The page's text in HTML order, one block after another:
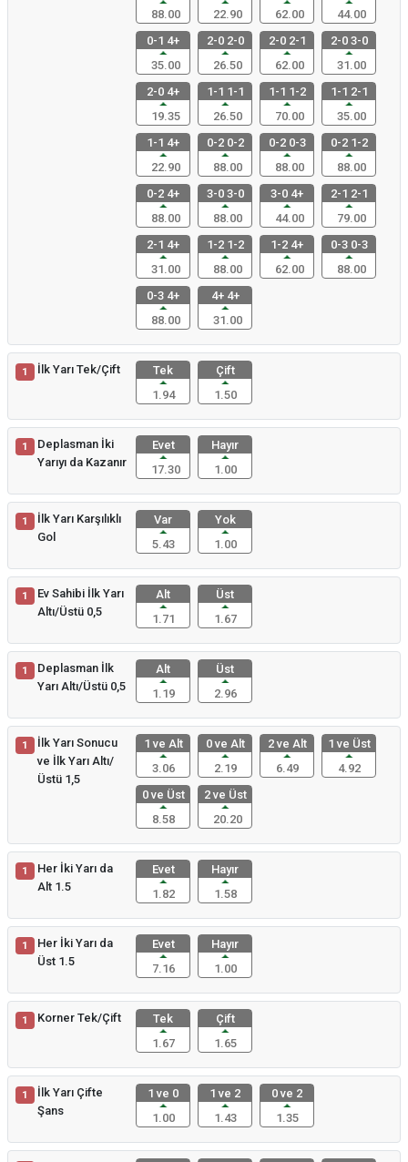
88.00
22.90
62.00
44.00
0-1 4+
35.00
2-0 2-0
26.50
2-0 2-1
62.00
2-0 3-0
31.00
2-0 4+
19.35
1-1 1-1
26.50
1-1 1-2
70.00
1-1 2-1
35.00
1-1 4+
22.90
0-2 0-2
88.00
0-2 0-3
88.00
0-2 1-2
88.00
0-2 4+
88.00
3-0 3-0
88.00
3-0 4+
44.00
2-1 2-1
79.00
2-1 4+
31.00
1-2 1-2
88.00
1-2 4+
62.00
0-3 0-3
88.00
0-3 4+
88.00
4+ 4+
31.00
1 İlk Yarı Tek/Çift
Tek
1.94
Çift
1.50
1
Deplasman İki
Yarıyı da Kazanır
Evet
17.30
Hayır
1.00
1
İlk Yarı Karşılıklı
Gol
Var
5.43
Yok
1.00
1
Ev Sahibi İlk Yarı
Altı/Üstü 0,5
Alt
1.71
Üst
1.67
1
Deplasman İlk
Yarı Altı/Üstü 0,5
Alt
1.19
Üst
2.96
1
İlk Yarı Sonucu
ve İlk Yarı Altı/
Üstü 1,5
1 ve Alt
3.06
0 ve Alt
2.19
2 ve Alt
6.49
1 ve Üst
4.92
0 ve Üst
8.58
2 ve Üst
20.20
1
Her İki Yarı da
Alt 1.5
Evet
1.82
Hayır
1.58
1
Her İki Yarı da
Üst 1.5
Evet
7.16
Hayır
1.00
1 Korner Tek/Çift
Tek
1.67
Çift
1.65
1
İlk Yarı Çifte
Şans
1 ve 0
1.00
1 ve 2
1.43
0 ve 2
1.35